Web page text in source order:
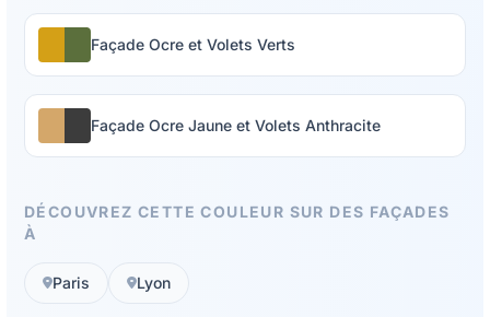
Façade Ocre et Volets Verts
Façade Ocre Jaune et Volets Anthracite
DÉCOUVREZ CETTE COULEUR SUR DES FAÇADES
À
Paris Lyon